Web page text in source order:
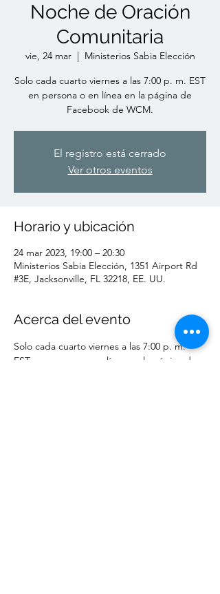
Noche de Oración
Comunitaria
vie, 24 mar
  |
Ministerios Sabia Elección
Solo cada cuarto viernes a las 7:00 p. m. EST
en persona o en línea en la página de
Facebook de WCM.
El registro está cerrado
Ver otros eventos
Horario y ubicación
24 mar 2023, 19:00 – 20:30
Ministerios Sabia Elección, 1351 Airport Rd
#3E, Jacksonville, FL 32218, EE. UU.
Acerca del evento
Solo cada cuarto viernes a las 7:00 p. m.
EST en persona o en línea en la página de